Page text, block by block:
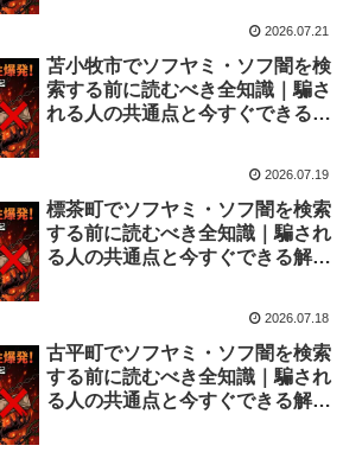
2026.07.21
苫小牧市でソフヤミ・ソフ闇を検
索する前に読むべき全知識｜騙さ
れる人の共通点と今すぐできる解
2026.07.19
標茶町でソフヤミ・ソフ闇を検索
する前に読むべき全知識｜騙され
る人の共通点と今すぐできる解決
2026.07.18
古平町でソフヤミ・ソフ闇を検索
する前に読むべき全知識｜騙され
る人の共通点と今すぐできる解決